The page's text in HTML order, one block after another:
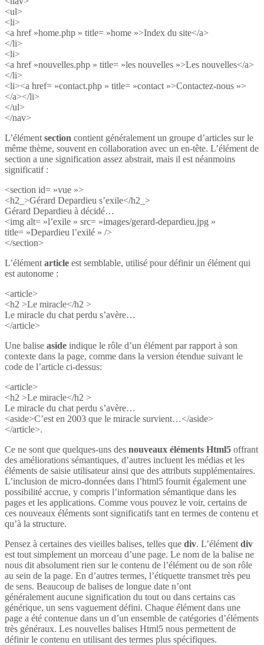
<ul>
<li>
<a href »home.php » title= »home »>Index du site</a>
</li>
<li>
<a href »nouvelles.php » title= »les nouvelles »>Les nouvelles</a>
</li>
<li><a href= »contact.php » title= »contact »>Contactez-nous »>
</a></li>
</ul>
</nav>
L’élément section contient généralement un groupe d’articles sur le
même thème, souvent en collaboration avec un en-tête. L’élément de
section a une signification assez abstrait, mais il est néanmoins
significatif :
<section id= »vue »>
<h2_>Gérard Depardieu s’exile</h2_>
Gérard Depardieu à décidé…
<img alt= »l’exile » src= »images/gerard-depardieu.jpg »
title= »Depardieu l’exilé » />
</section>
L’élément article est semblable, utilisé pour définir un élément qui
est autonome :
<article>
<h2 >Le miracle</h2 >
Le miracle du chat perdu s’avère…
</article>
Une balise aside indique le rôle d’un élément par rapport à son
contexte dans la page, comme dans la version étendue suivant le
code de l’article ci-dessus:
<article>
<h2 >Le miracle</h2 >
Le miracle du chat perdu s’avère…
<aside>C’est en 2003 que le miracle survient…</aside>
</article>.
Ce ne sont que quelques-uns des nouveaux éléments Html5 offrant
des améliorations sémantiques, d’autres incluent les médias et les
éléments de saisie utilisateur ainsi que des attributs supplémentaires.
L’inclusion de micro-données dans l’html5 fournit également une
possibilité accrue, y compris l’information sémantique dans les
pages et les applications. Comme vous pouvez le voir, certains de
ces nouveaux éléments sont significatifs tant en termes de contenu et
qu’à la structure.
Pensez à certaines des vieilles balises, telles que div. L’élément div
est tout simplement un morceau d’une page. Le nom de la balise ne
nous dit absolument rien sur le contenu de l’élément ou de son rôle
au sein de la page. En d’autres termes, l’étiquette transmet très peu
de sens. Beaucoup de balises de longue date n’ont
généralement aucune signification du tout ou dans certains cas
générique, un sens vaguement défini. Chaque élément dans une
page a été contenue dans un d’un ensemble de catégories d’éléments
très généraux. Les nouvelles balises Html5 nous permettent de
définir le contenu en utilisant des termes plus spécifiques.